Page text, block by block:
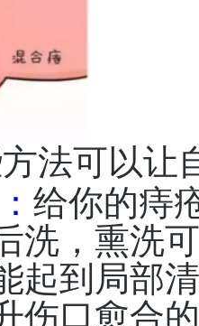
法可以让
给你的痔
洗，熏洗
起到局部
伤口愈合